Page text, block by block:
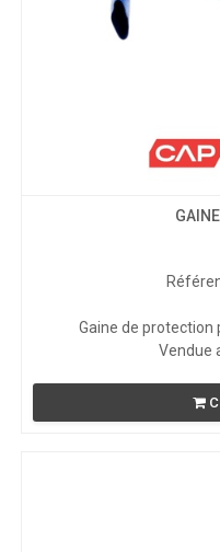
Gaine de protection
Vendue